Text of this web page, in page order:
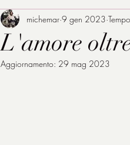
L'amore
michemar 9 gen 2023
Aggiornamento: 29 mag 2023